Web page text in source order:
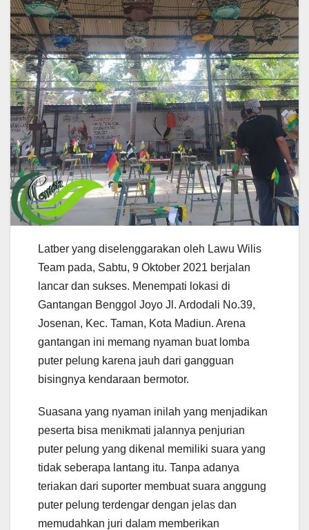
Latber yang diselenggarakan oleh Lawu Wilis
Team pada, Sabtu, 9 Oktober 2021 berjalan
lancar dan sukses. Menempati lokasi di
Gantangan Benggol Joyo Jl. Ardodali No.39,
Josenan, Kec. Taman, Kota Madiun. Arena
gantangan ini memang nyaman buat lomba
puter pelung karena jauh dari gangguan
bisingnya kendaraan bermotor.
Suasana yang nyaman inilah yang menjadikan
peserta bisa menikmati jalannya penjurian
puter pelung yang dikenal memiliki suara yang
tidak seberapa lantang itu. Tanpa adanya
teriakan dari suporter membuat suara anggung
puter pelung terdengar dengan jelas dan
memudahkan juri dalam memberikan